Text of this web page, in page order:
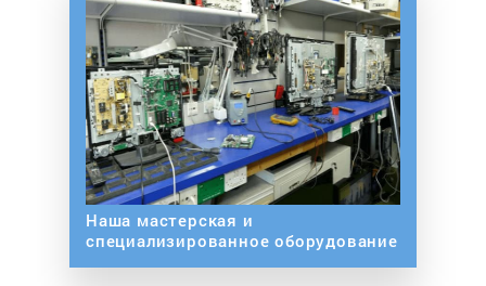
Наша мастерская и
специализированное оборудование